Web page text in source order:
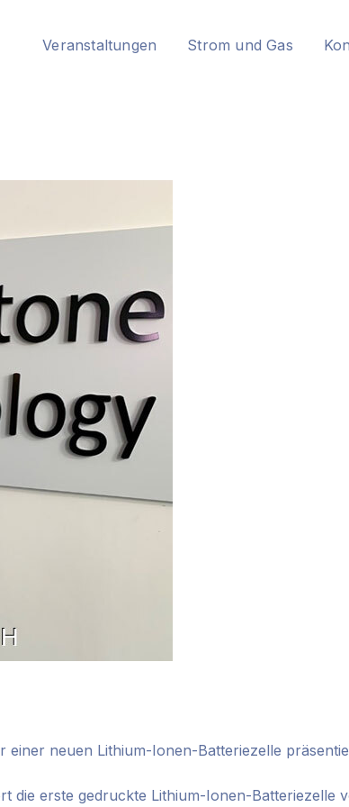
Veranstaltungen Strom und Gas
neuen Lithium-Ionen-Batteriezelle